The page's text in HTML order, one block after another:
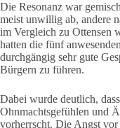
Die Resonanz war
meist unwillig ab, andere
im Vergleich zu Ottensen
hatten die fünf
durchgängig sehr gute
Bürgern zu führen.
Dabei wurde deutlich,
Ohnmachtsgefühlen und
vorherrscht. Die Angst